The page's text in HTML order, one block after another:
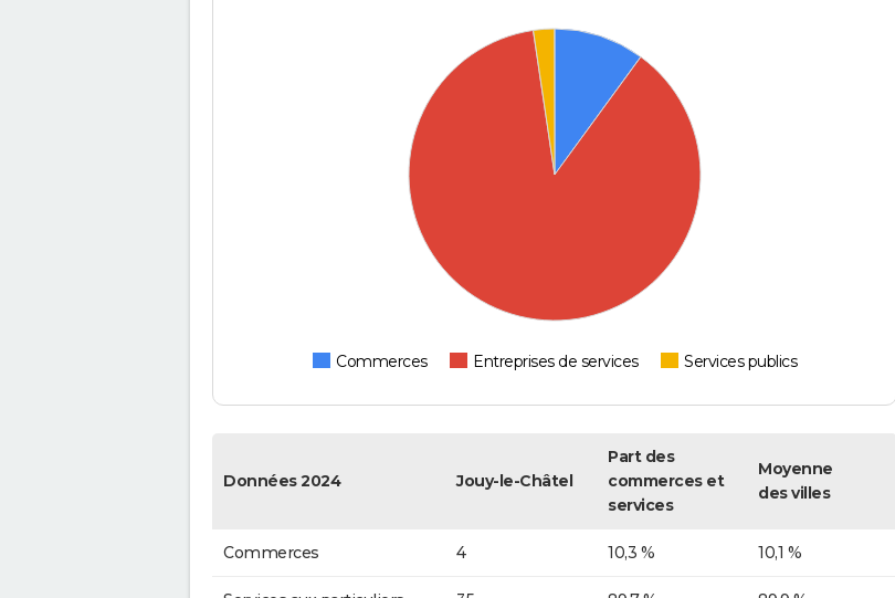
Commerces Entreprises de services Services publics
Données 2024 Jouy-le-Châtel
Part des
commerces et
services
Moyenne
des villes
Commerces 4 10,3 % 10,1 %